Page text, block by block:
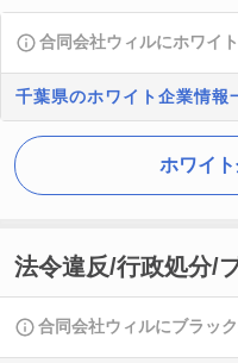
合同会社ウィルにホワイ
千葉県のホワイト企業情報
ホワイ
法令違反/行政処分/
合同会社ウィルにブラッ